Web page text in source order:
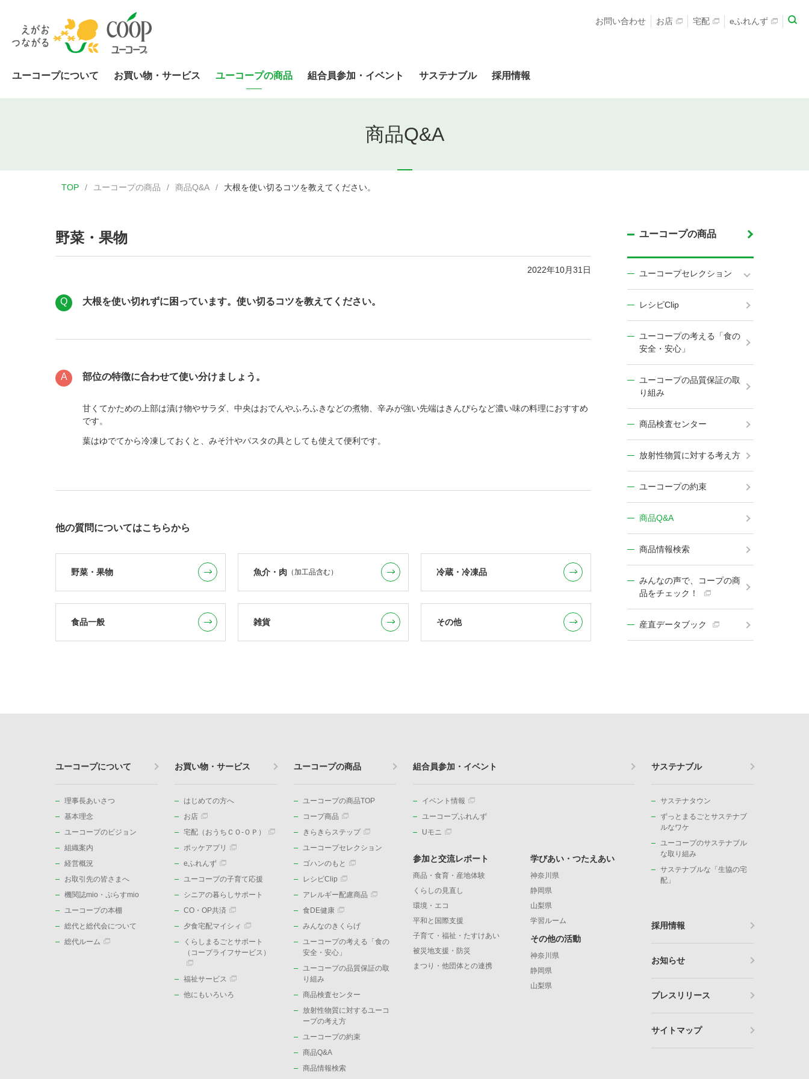
ユーコープについて お買い物・サービス ユーコープの商品 組合員参加・イベント サステナブル 採用情報
お問い合わせ お店 宅配 eふれんず
商品Q&A
TOP ユーコープの商品 商品Q&A 大根を使い切るコツを教えてください。
野菜・果物
2022年10月31日
大根を使い切れずに困っています。使い切るコツを教えてください。
部位の特徴に合わせて使い分けましょう。
甘くてかための上部は漬け物やサラダ、中央はおでんやふろふきなどの煮物、辛みが強い先端はきんぴらなど濃い味の料理におすすめ
です。
葉はゆでてから冷凍しておくと、みそ汁やパスタの具としても使えて便利です。
他の質問についてはこちらから
野菜・果物 魚介・肉 （加工品含む） 冷蔵・冷凍品
食品一般 雑貨 その他
ユーコープの商品
ユーコープセレクション
レシピClip
ユーコープの考える「食の
安全・安心」
ユーコープの品質保証の取
り組み
商品検査センター
放射性物質に対する考え方
ユーコープの約束
商品Q&A
商品情報検索
みんなの声で、コープの商
品をチェック！
産直データブック
ユーコープについて
理事長あいさつ
基本理念
ユーコープのビジョン
組織案内
経営概況
お取引先の皆さまへ
機関誌mio・ぷらすmio
ユーコープの本棚
総代と総代会について
総代ルーム
お買い物・サービス
はじめての方へ
お店
宅配（おうちＣＯ-ＯＰ）
ポッケアプリ
eふれんず
ユーコープの子育て応援
シニアの暮らしサポート
CO・OP共済
夕食宅配マイシィ
くらしまるごとサポート
（コープライフサービス）
福祉サービス
他にもいろいろ
ユーコープの商品
ユーコープの商品TOP
コープ商品
きらきらステップ
ユーコープセレクション
ゴハンのもと
レシピClip
アレルギー配慮商品
食DE健康
みんなのきくらげ
ユーコープの考える「食の
安全・安心」
ユーコープの品質保証の取
り組み
商品検査センター
放射性物質に対するユーコ
ープの考え方
ユーコープの約束
商品Q&A
商品情報検索
組合員参加・イベント
イベント情報
ユーコープふれんず
Uモニ
参加と交流レポート
商品・食育・産地体験
くらしの見直し
環境・エコ
平和と国際支援
子育て・福祉・たすけあい
被災地支援・防災
まつり・他団体との連携
学びあい・つたえあい
神奈川県
静岡県
山梨県
学習ルーム
その他の活動
神奈川県
静岡県
山梨県
サステナブル
サステナタウン
ずっとまるごとサステナブ
ルなワケ
ユーコープのサステナブル
な取り組み
サステナブルな「生協の宅
配」
採用情報
お知らせ
プレスリリース
サイトマップ